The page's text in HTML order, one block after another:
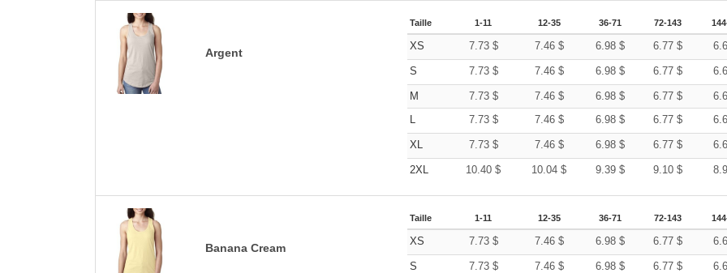
Argent
Taille 1-11 12-35 36-71 72-143
XS 7.73 $ 7.46 $ 6.98$ 6.77 $
S 7.73 $ 7.46 $ 6.98$ 6.77 $
M 7.73 $ 7.46 $ 6.98$ 6.77 $
L
7.73 $ 7.46 $ 6.98$ 6.77 $
XL 7.73 $ 7.46 $ 6.98$ 6.77 $
2XL 10.40$ 10.04$ 9.39$ 9.10 $
Banana Cream
Taille 1-11 12-35 36-71 72-143
XS 7.73 $ 7.46 $ 6.98$ 6.77 $
S 7.73 $ 7.46 $ 6.98$ 6.77 $